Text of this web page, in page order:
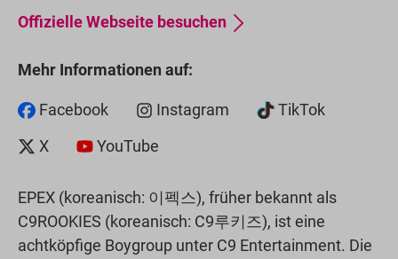
Offizielle Webseite besuchen
Mehr Informationen auf:
Facebook Instagram
TikTok
X
YouTube
EPEX (koreanisch: 이펙스), früher bekannt als
C9ROOKIES (koreanisch: C9루키즈), ist eine
achtköpfige Boygroup unter C9 Entertainment. Die